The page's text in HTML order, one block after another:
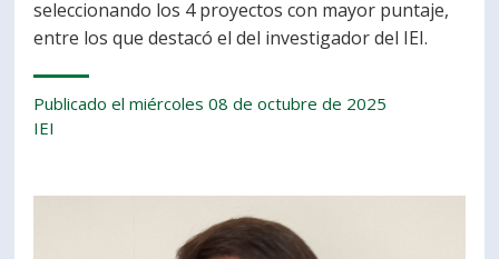
seleccionando los 4 proyectos con mayor puntaje,
entre los que destacó el del investigador del IEI.
Publicado el miércoles 08 de octubre de 2025
IEI